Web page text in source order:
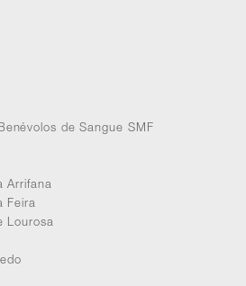
de Sangue SMF
Arrifana
Feira
Lourosa